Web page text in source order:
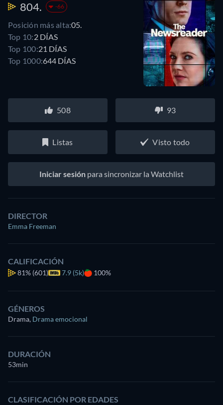
804. -66
Posición más alta:05.
Top 10:2 DÍAS
Top 100:21 DÍAS
Top 1000:644 DÍAS
508 93
Listas Visto todo
Iniciar sesión para sincronizar la Watchlist
DIRECTOR
Emma Freeman
CALIFICACIÓN
81% (601) 7.9 (5k) 100%
GÉNEROS
Drama, Drama emocional
DURACIÓN
53min
CLASIFICACIÓN POR EDADES